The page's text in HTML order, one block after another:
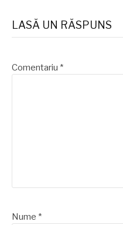
LASĂ UN RĂSPUNS
Comentariu *
Nume *